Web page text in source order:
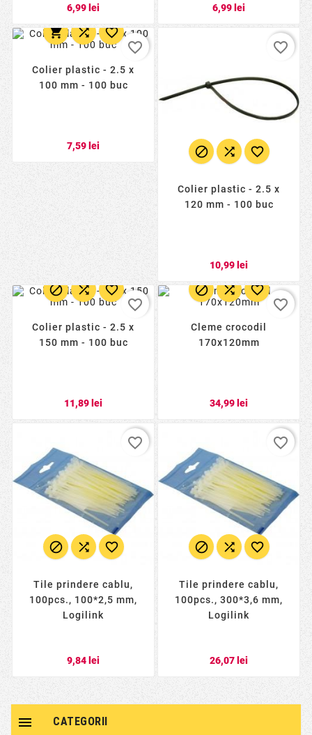
6,99 lei 6,99 lei
  
Colier plastic - 2.5 x
100 mm - 100 buc
7,59 lei
favorite_border
  
Colier plastic - 2.5 x
120 mm - 100 buc
10,99 lei
favorite_border
  
Colier plastic - 2.5 x
150 mm - 100 buc
11,89 lei
favorite_border
  
Cleme crocodil
170x120mm
34,99 lei
favorite_border
  
Tile prindere cablu,
100pcs., 100*2,5 mm,
Logilink
9,84 lei
favorite_border
  
Tile prindere cablu,
100pcs., 300*3,6 mm,
Logilink
26,07 lei
favorite_border
CATEGORII
